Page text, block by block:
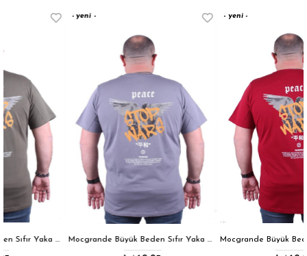
Mocgrande Büyük Beden Sıfır Yaka Tişört Peace 23100 GRI Mocgrande Büyük Beden Sıfır Yaka Tişört Peace 23100 BORDO